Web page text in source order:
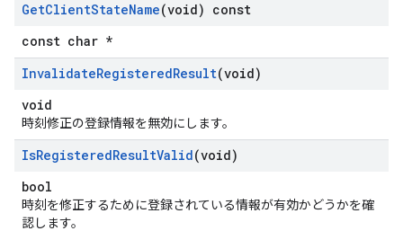
GetClientStateName(void) const
const char *
InvalidateRegisteredResult(void)
void
時刻修正の登録情報を無効にします。
IsRegisteredResultValid(void)
bool
時刻を修正するために登録されている情報が有効かどうかを確
認します。